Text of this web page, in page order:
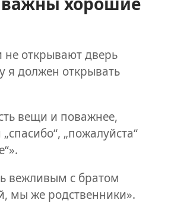
не открывают дверь
я должен открывать
вещи и поважнее,
„пожалуйста“
вежливым с братом
мы же родственники».